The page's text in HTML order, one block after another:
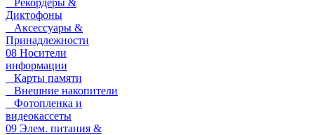
Рекордеры &
Диктофоны
Аксессуары &
Принадлежности
08 Носители
информации
Карты памяти
Внешние накопители
Фотопленка и
видеокассеты
09 Элем. питания &